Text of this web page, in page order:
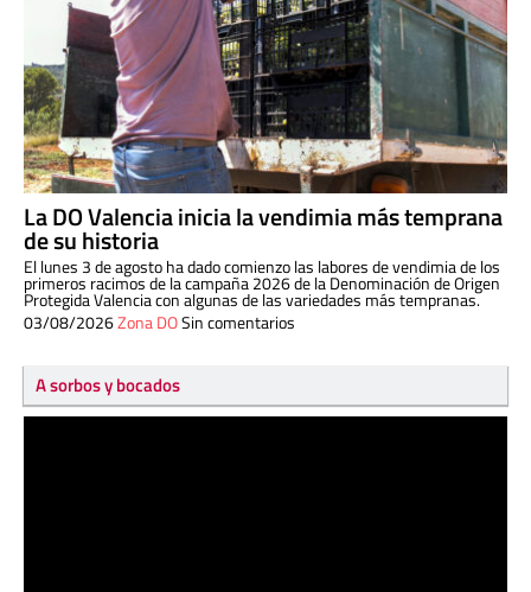
La DO Valencia inicia la vendimia más temprana
de su historia
El lunes 3 de agosto ha dado comienzo las labores de vendimia de los
primeros racimos de la campaña 2026 de la Denominación de Origen
Protegida Valencia con algunas de las variedades más tempranas.
03/08/2026Zona DOSin comentarios
A sorbos y bocados